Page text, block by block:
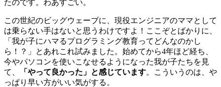
たのです。わあすごい。
この世紀のビッグウェーブに、現役エンジニアのママとして
は乗らない手はないと思うわけですよ！ここぞとばかりに、
「我が子にハマるプログラミング教育ってどんなのかし
ら！？」とあれこれ試みました。始めてから4年ほど経ち、
今やパソコンを使いこなせるようになった我が子たちを見
て、
「やって良かった」と感じています。こういうのは、や
っぱり早い方がいい気がする。